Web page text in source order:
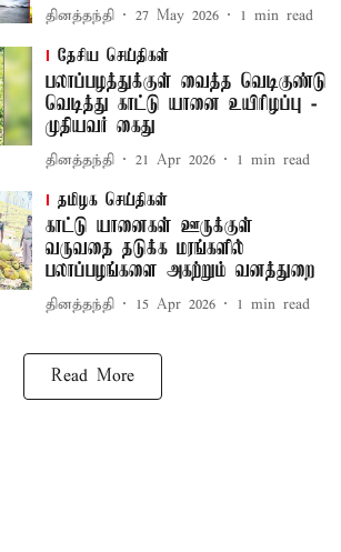
தினத்தந்தி 27 May 2026 1 min read
தேசிய செய்திகள்
பலாப்பழத்துக்குள் வைத்த வெடிகுண்டு
வெடித்து காட்டு யானை உயிரிழப்பு -
முதியவர் கைது
தினத்தந்தி 21 Apr 2026 1 min read
தமிழக செய்திகள்
காட்டு யானைகள் ஊருக்குள்
வருவதை தடுக்க மரங்களில்
பலாப்பழங்களை அகற்றும் வனத்துறை
தினத்தந்தி 15 Apr 2026 1 min read
Read More